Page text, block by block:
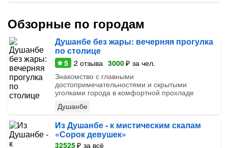
Обзорные по городам
Душанбе без жары: вечерняя прогулка
по столице
5 2 отзыва 3000₽ за чел.
Знакомство с главными
достопримечательностями и скрытыми
уголками города в комфортной прохладе
Душанбе
Из Душанбе - к мистическим скалам
«Сорок девушек»
32525₽ за всё